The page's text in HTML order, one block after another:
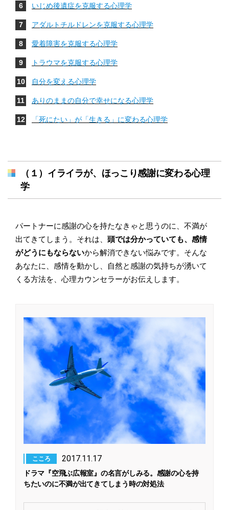
いじめ後遺症を克服する心理学
アダルトチルドレンを克服する心理学
愛着障害を克服する心理学
トラウマを克服する心理学
自分を変える心理学
ありのままの自分で幸せになる心理学
「死にたい」が「生きる」に変わる心理学
（１）イライラが、ほっこり感謝に変わる心理
学
パートナーに感謝の心を持たなきゃと思うのに、不満が
出てきてしまう。それは、 頭では分かっていても、感情
がどうにもならないから解消できない悩みです。そんな
あなたに、感情を動かし、自然と感謝の気持ちが湧いて
くる方法を、心理カウンセラーがお伝えします。
こころ 2017.11.17
ドラマ『空飛ぶ広報室』の名言がしみる。感謝の心を持
ちたいのに不満が出てきてしまう時の対処法